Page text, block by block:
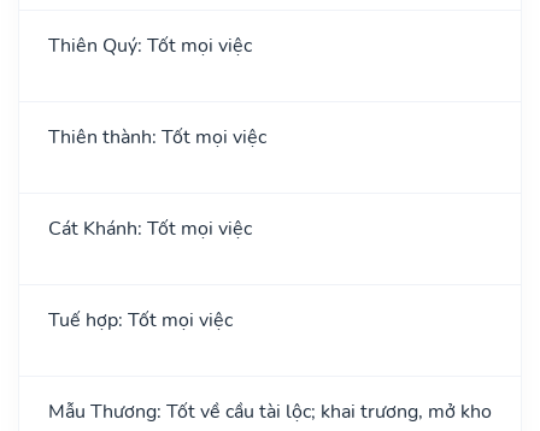
Thiên Quý: Tốt mọi việc
Thiên thành: Tốt mọi việc
Cát Khánh: Tốt mọi việc
Tuế hợp: Tốt mọi việc
Mẫu Thương: Tốt về cầu tài lộc; khai trương, mở kho